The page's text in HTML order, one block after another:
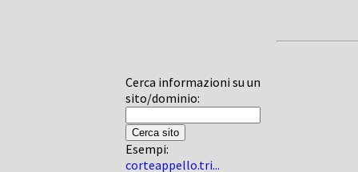
Cerca informazioni su un
sito/dominio:
Esempi:
corteappello.tri...